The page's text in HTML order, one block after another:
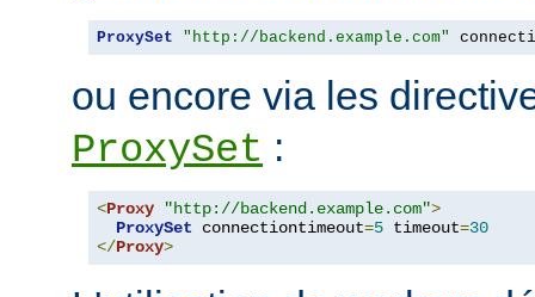
ProxySet "http://backend.example.com"
ou encore via les
ProxySet :
<Proxy "http://backend.example.com">
ProxySet connectiontimeout=5 timeout=30
</Proxy>